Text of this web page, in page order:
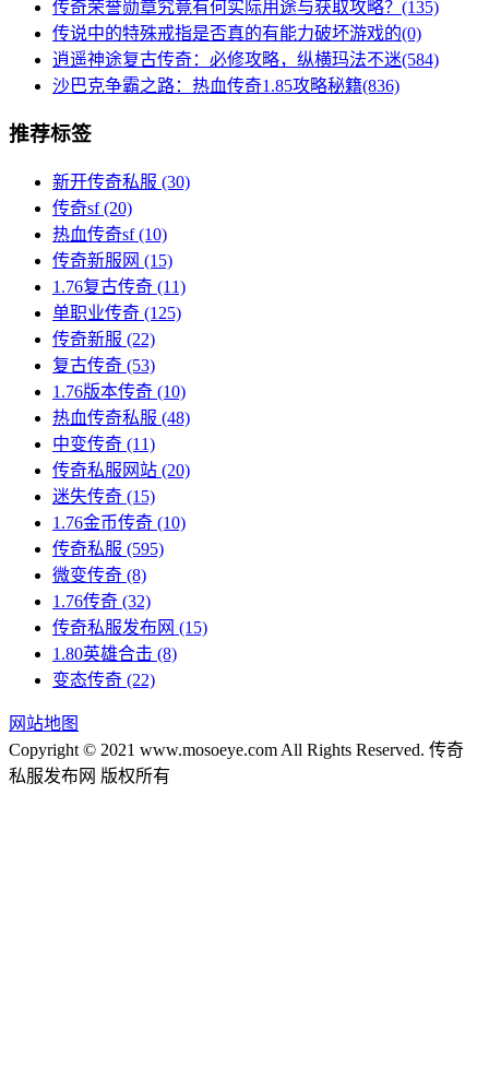
传奇荣誉勋章究竟有何实际用途与获取攻略？(135)
传说中的特殊戒指是否真的有能力破坏游戏的(0)
逍遥神途复古传奇：必修攻略，纵横玛法不迷(584)
沙巴克争霸之路：热血传奇1.85攻略秘籍(836)
推荐标签
新开传奇私服 (30)
传奇sf(20)
热血传奇sf(10)
传奇新服网 (15)
1.76复古传奇 (11)
单职业传奇 (125)
传奇新服 (22)
复古传奇 (53)
1.76版本传奇 (10)
热血传奇私服 (48)
中变传奇 (11)
传奇私服网站 (20)
迷失传奇 (15)
1.76金币传奇 (10)
传奇私服 (595)
微变传奇 (8)
1.76传奇 (32)
传奇私服发布网 (15)
1.80英雄合击 (8)
变态传奇 (22)
网站地图
Copyright © 2021 www.mosoeye.com All Rights Reserved. 传奇
私服发布网 版权所有